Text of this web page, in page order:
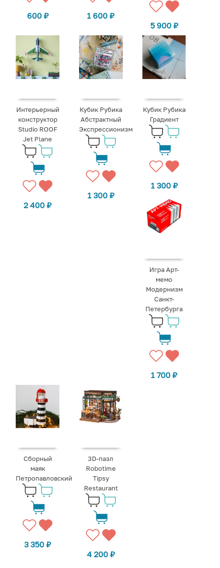
600 ₽ 1 600₽
5 900 ₽
Интерьерный
конструктор
Studio ROOF
Jet Plane
2 400₽
Кубик Рубика
Абстрактный
Экспрессионизм
1 300 ₽
Кубик Рубика
Градиент
1 300 ₽
Игра Арт-
мемо
Модернизм
Санкт-
Петербурга
1 700₽
Сборный
маяк
Петропавловский
3 350₽
3D-пазл
Robotime
Tipsy
Restaurant
4 200 ₽